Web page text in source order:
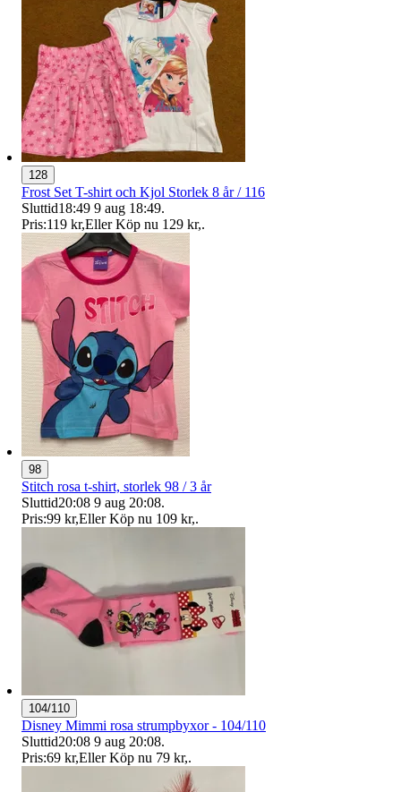
128
Frost Set T-shirt och Kjol Storlek 8 år / 116
Sluttid18:49 9 aug 18:49.
Pris:119 kr,Eller Köp nu 129 kr,.
98
Stitch rosa t-shirt, storlek 98 / 3 år
Sluttid20:08 9 aug 20:08.
Pris:99 kr,Eller Köp nu 109 kr,.
104/110
Disney Mimmi rosa strumpbyxor - 104/110
Sluttid20:08 9 aug 20:08.
Pris:69 kr,Eller Köp nu 79 kr,.